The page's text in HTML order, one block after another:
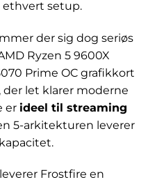
ethvert setup.
der sig dog seriøs
Ryzen 5 9600X
Prime OC grafikkort
der let klarer moderne
er ideel til streaming
5-arkitekturen leverer
Frostfire en